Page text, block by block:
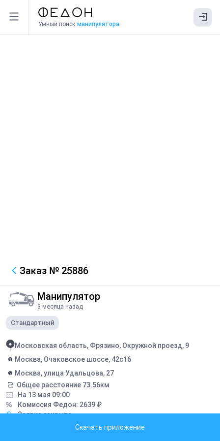
Умный поиск манипулятора
Заказ № 25886
Манипулятор
3 месяца назад
Стандартный
Московская область, Фрязино, Окружной проезд, 9
Москва, Очаковское шоссе, 42с16
Москва, улица Удальцова, 27
Общее расстояние 73.56км
На 13 мая 09:00
Комиссия Федон: 2639 ₽
Заявка закрыта
Скачать приложение